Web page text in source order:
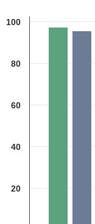
Bar chart with 2 data
The chart has 1 Y axis
20
40
60
80
100